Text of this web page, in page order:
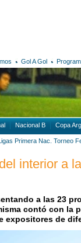
Gol A Gol
Nacional B Copa
Primera Nac. Torneo
interior a
a las 23
contó con la
expositores de